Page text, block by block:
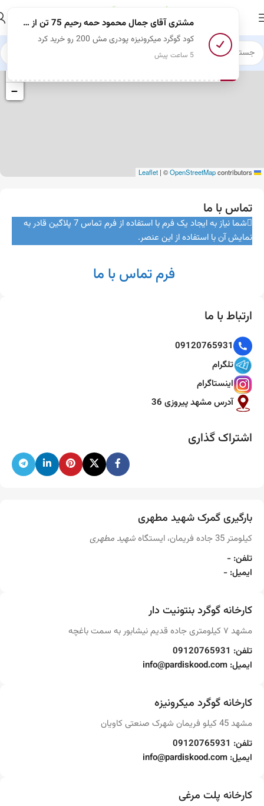
−
| ©OpenStreetMapcontributors
تماس با ما
شما نیاز به ایجاد یک فرم با استفاده از فرم تماس 7 پلاگین قادر به
نمایش آن با استفاده از این عنصر.
فرم تماس با ما
ارتباط با ما
09120765931
تلگرام
اینستاگرام
آدرس مشهد پیروزی 36
اشتراک گذاری
بارگیری گمرک شهید مطهری
کیلومتر 35 جاده فریمان، ایستگاه
شهید مطهری
تلفن: -
ایمیل: -
کارخانه گوگرد بنتونیت دار
مشهد ۷ کیلومتری جاده قدیم نیشابور به سمت باغچه
تلفن: 09120765931
ایمیل: info@pardiskood.com
کارخانه گوگرد میکرونیزه
مشهد 45 کیلو فریمان شهرک صنعتی کاویان
تلفن: 09120765931
ایمیل: info@pardiskood.com
کارخانه پلت مرغی
مشتری آقای جمال محمود حمه رحیم 75 تن از صادرات به عراق
کود گوگرد میکرونیزه پودری مش 200 رو خرید کرد
5 ساعت پیش